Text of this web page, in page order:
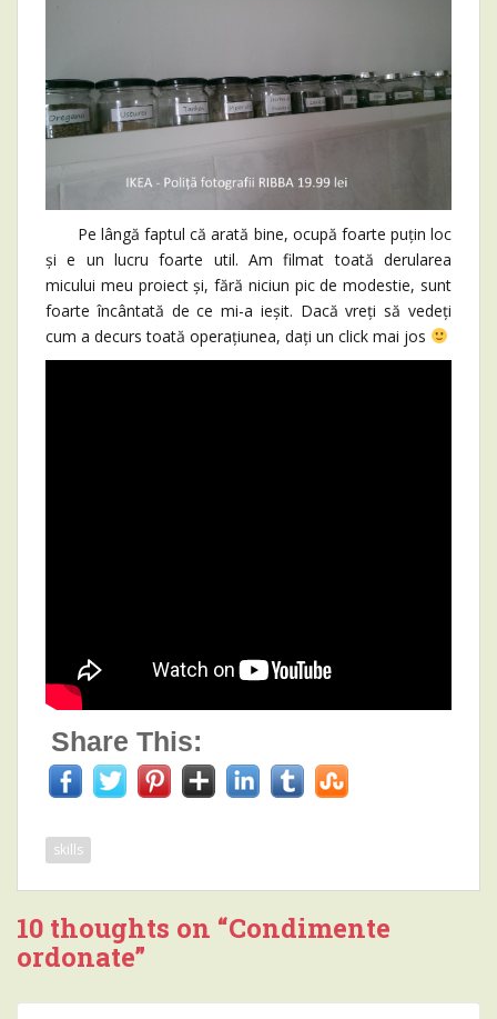
Pe lângă faptul că arată bine, ocupă foarte puțin loc
și e un lucru foarte util. Am filmat toată derularea
micului meu proiect și, fără niciun pic de modestie, sunt
foarte încântată de ce mi-a ieșit. Dacă vreți să vedeți
cum a decurs toată operațiunea, dați un click mai jos
Share This:
skills
10 thoughts on “Condimente
ordonate”